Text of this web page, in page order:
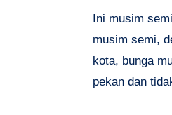
Ini musim
musim semi,
kota, bunga
pekan dan